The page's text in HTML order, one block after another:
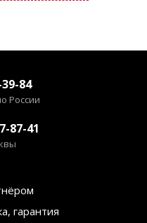
84
России
87-41
гарантия